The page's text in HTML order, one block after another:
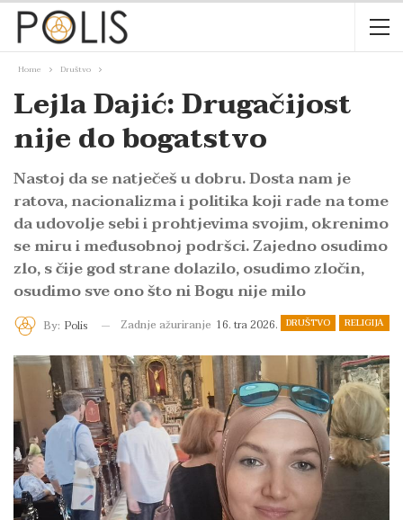
Home Društvo
Lejla Dajić: Drugačijost
nije do bogatstvo
Nastoj da se natječeš u dobru. Dosta nam je
ratova, nacionalizma i politika koji rade na tome
da udovolje sebi i prohtjevima svojim, okrenimo
se miru i međusobnoj podršci. Zajedno osudimo
zlo, s čije god strane dolazilo, osudimo zločin,
osudimo sve ono što ni Bogu nije milo
DRUŠTVO RELIGIJA
By: Polis Zadnje ažuriranje 16. tra 2026.